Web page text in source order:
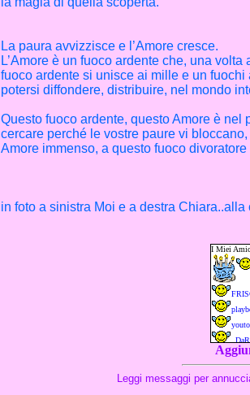
La paura avvizzisce e l’Amore cresce.
L’Amore è un fuoco ardente che, una
fuoco ardente si unisce ai mille e un
potersi diffondere, distribuire, nel mondo
Questo fuoco ardente, questo Amore è
cercare perché le vostre paure vi
Amore immenso, a questo fuoco
in foto a sinistra Moi e a destra
Leggi messaggi per